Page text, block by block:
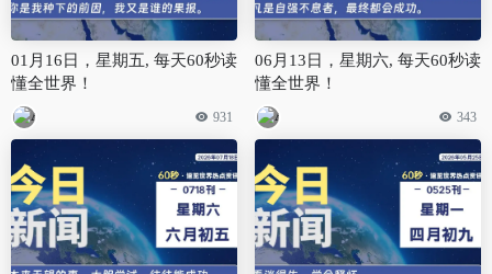
01月16日，星期五, 每天60秒读
懂全世界！
931
06月13日，星期六, 每天60秒读
懂全世界！
343